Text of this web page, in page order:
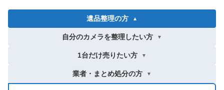
遺品整理の方 ▼
自分のカメラを整理したい方 ▼
1台だけ売りたい方 ▼
業者・まとめ処分の方 ▼